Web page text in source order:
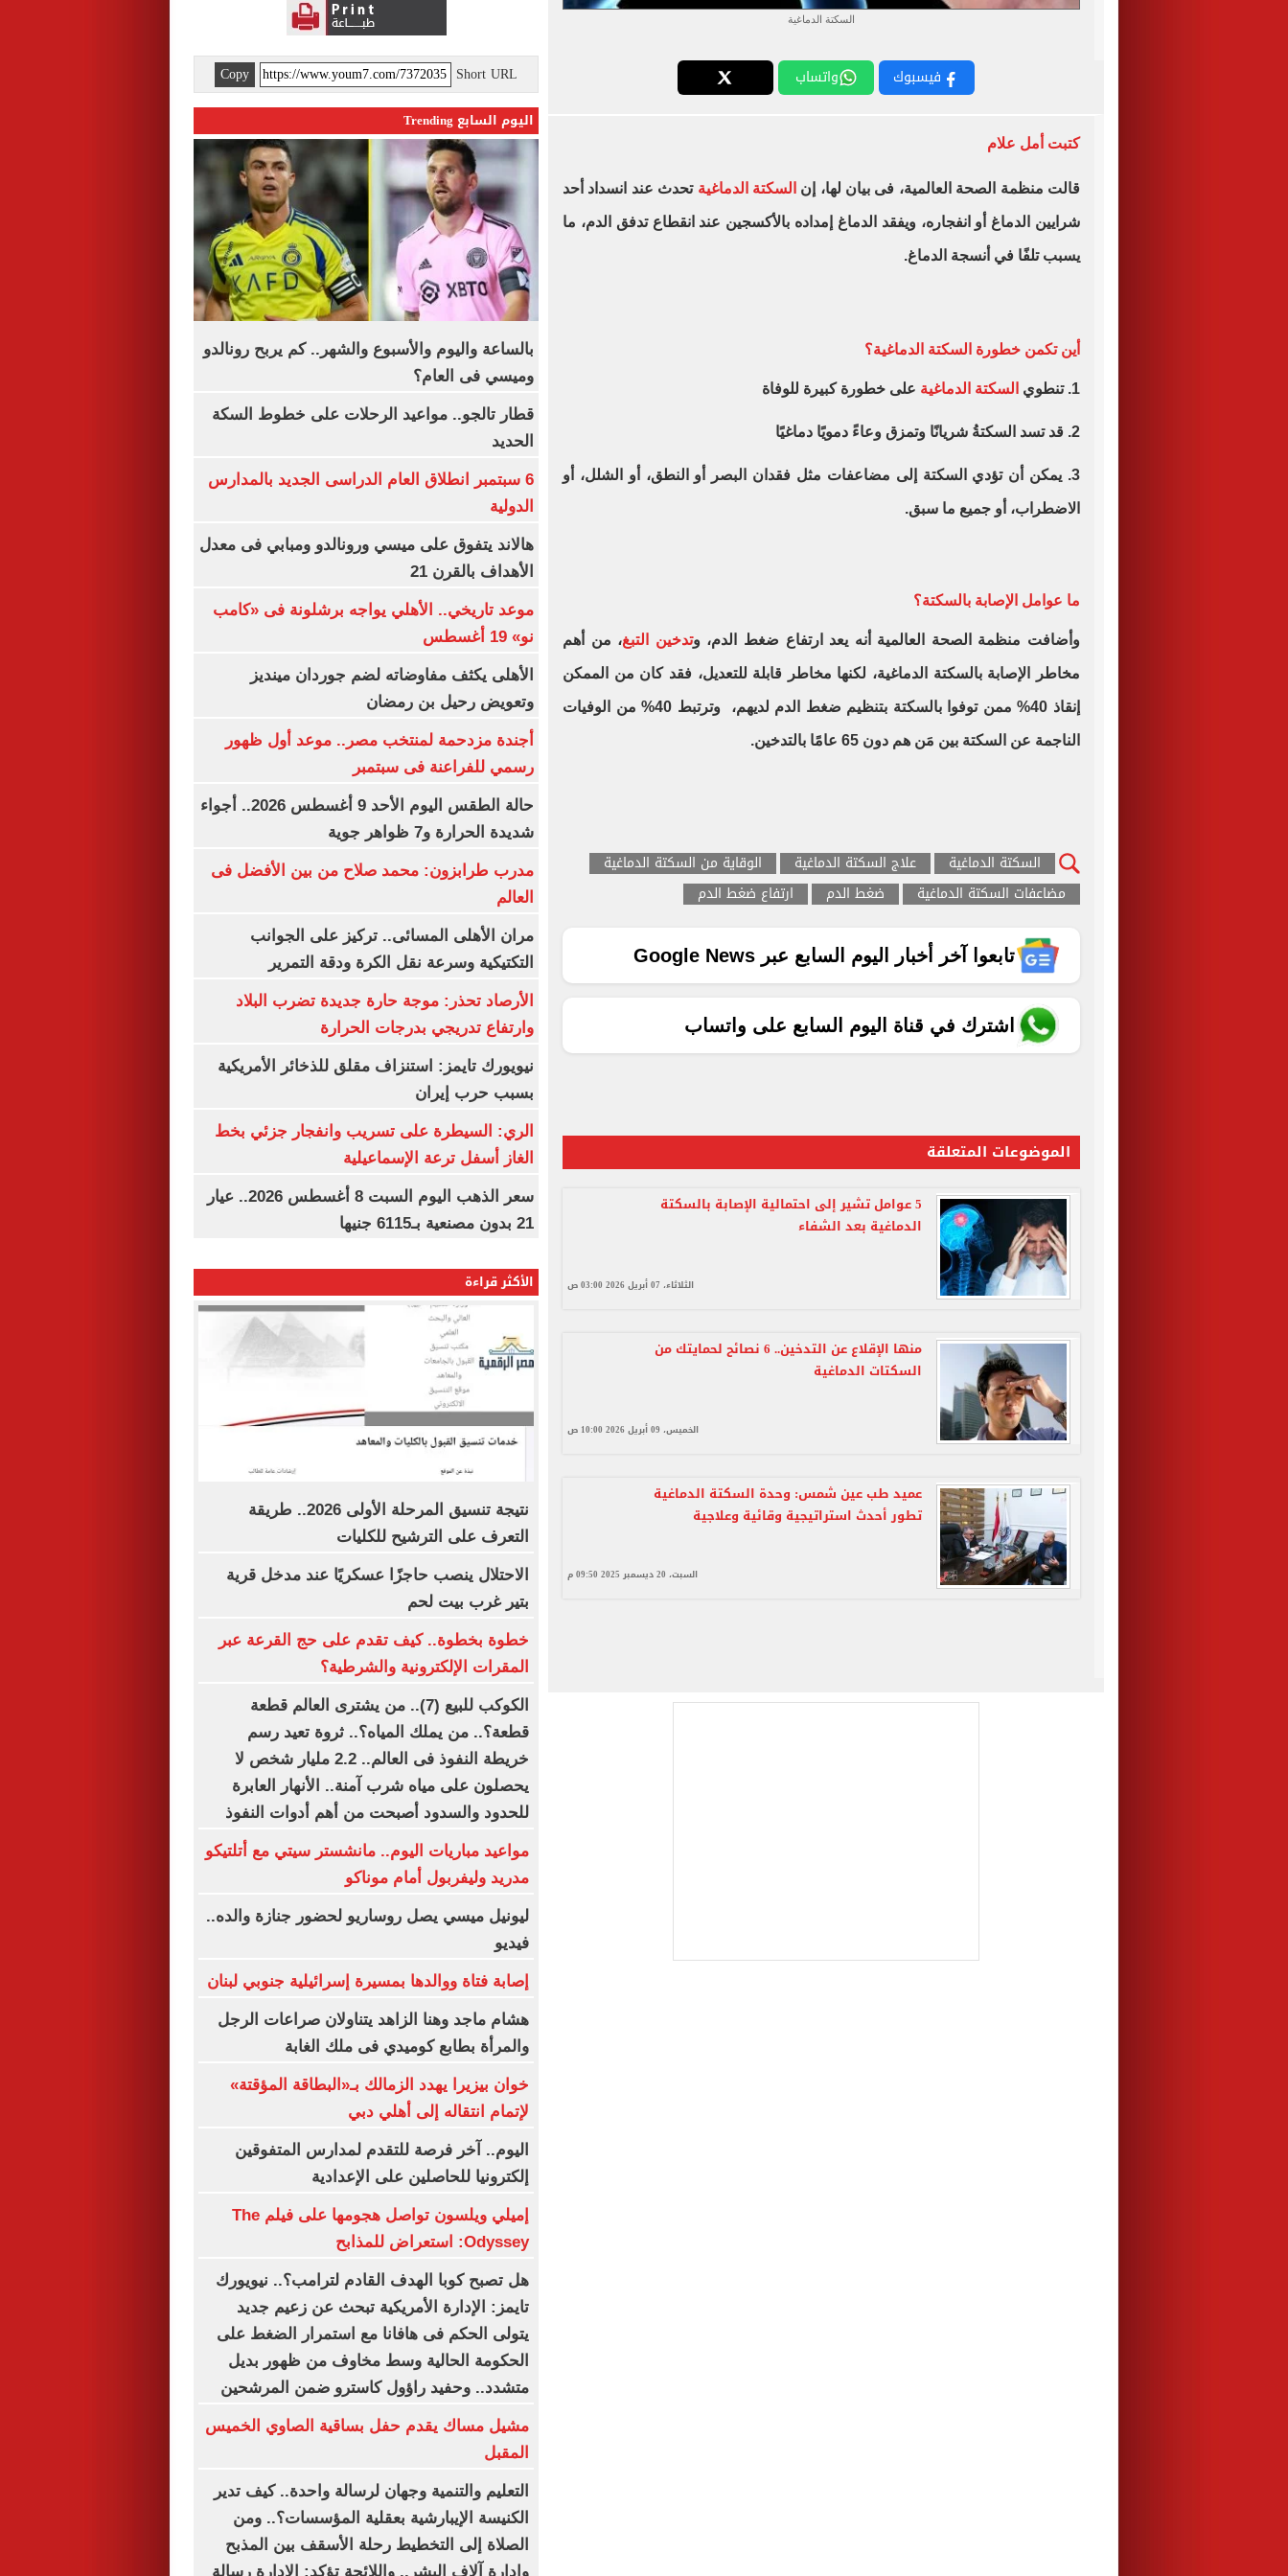
السكتة الدماغية
فيسبوك واتساب
كتبت أمل علام
قالت منظمة الصحة العالمية، فى بيان لها، إن السكتة الدماغية تحدث عند انسداد أحد
شرايين الدماغ أو انفجاره، ويفقد الدماغ إمداده بالأكسجين عند انقطاع تدفق الدم، ما
يسبب تلفًا في أنسجة الدماغ.
أين تكمن خطورة السكتة الدماغية؟
1. تنطوي السكتة الدماغية على خطورة كبيرة للوفاة
2. قد تسد السكتةُ شريانًا وتمزق وعاءً دمويًا دماغيًا
3. يمكن أن تؤدي السكتة إلى مضاعفات مثل فقدان البصر أو النطق، أو الشلل، أو
الاضطراب، أو جميع ما سبق.
ما عوامل الإصابة بالسكتة؟
وأضافت منظمة الصحة العالمية أنه يعد ارتفاع ضغط الدم، وتدخين التبغ، من أهم
مخاطر الإصابة بالسكتة الدماغية، لكنها مخاطر قابلة للتعديل، فقد كان من الممكن
إنقاذ 40% ممن توفوا بالسكتة بتنظيم ضغط الدم لديهم، وترتبط 40% من الوفيات
الناجمة عن السكتة بين مَن هم دون 65 عامًا بالتدخين.
السكتة الدماغية علاج السكتة الدماغية
الوقاية من السكتة الدماغية
مضاعفات السكتة الدماغية
ضغط الدم ارتفاع ضغط الدم
تابعوا آخر أخبار اليوم السابع عبر Google News
اشترك في قناة اليوم السابع على واتساب
الموضوعات المتعلقة
5 عوامل تشير إلى احتمالية الإصابة بالسكتة
الدماغية بعد الشفاء
الثلاثاء، 07 أبريل 2026 03:00 ص
منها الإقلاع عن التدخين.. 6 نصائح لحمايتك من
السكتات الدماغية
الخميس، 09 أبريل 2026 10:00 ص
عميد طب عين شمس: وحدة السكتة الدماغية
تطور أحدث استراتيجية وقائية وعلاجية
السبت، 20 ديسمبر 2025 09:50 م
Short URL
Copy
اليوم السابع Trending
بالساعة واليوم والأسبوع والشهر.. كم يربح رونالدو
وميسي فى العام؟
قطار تالجو.. مواعيد الرحلات على خطوط السكة
الحديد
6 سبتمبر انطلاق العام الدراسى الجديد بالمدارس
الدولية
هالاند يتفوق على ميسي ورونالدو ومبابي فى معدل
الأهداف بالقرن 21
موعد تاريخي.. الأهلي يواجه برشلونة فى «كامب
نو» 19 أغسطس
الأهلى يكثف مفاوضاته لضم جوردان مينديز
وتعويض رحيل بن رمضان
أجندة مزدحمة لمنتخب مصر.. موعد أول ظهور
رسمي للفراعنة فى سبتمبر
حالة الطقس اليوم الأحد 9 أغسطس 2026.. أجواء
شديدة الحرارة و7 ظواهر جوية
مدرب طرابزون: محمد صلاح من بين الأفضل فى
العالم
مران الأهلى المسائى.. تركيز على الجوانب
التكتيكية وسرعة نقل الكرة ودقة التمرير
الأرصاد تحذر: موجة حارة جديدة تضرب البلاد
وارتفاع تدريجي بدرجات الحرارة
نيويورك تايمز: استنزاف مقلق للذخائر الأمريكية
بسبب حرب إيران
الري: السيطرة على تسريب وانفجار جزئي بخط
الغاز أسفل ترعة الإسماعيلية
سعر الذهب اليوم السبت 8 أغسطس 2026.. عيار
21 بدون مصنعية بـ6115 جنيها
الأكثر قراءة
نتيجة تنسيق المرحلة الأولى 2026.. طريقة
التعرف على الترشيح للكليات
الاحتلال ينصب حاجزًا عسكريًا عند مدخل قرية
بتير غرب بيت لحم
خطوة بخطوة.. كيف تقدم على حج القرعة عبر
المقرات الإلكترونية والشرطية؟
الكوكب للبيع (7).. من يشترى العالم قطعة
قطعة؟.. من يملك المياه؟.. ثروة تعيد رسم
خريطة النفوذ فى العالم.. 2.2 مليار شخص لا
يحصلون على مياه شرب آمنة.. الأنهار العابرة
للحدود والسدود أصبحت من أهم أدوات النفوذ
مواعيد مباريات اليوم.. مانشستر سيتي مع أتلتيكو
مدريد وليفربول أمام موناكو
ليونيل ميسي يصل روساريو لحضور جنازة والده..
فيديو
إصابة فتاة ووالدها بمسيرة إسرائيلية جنوبي لبنان
هشام ماجد وهنا الزاهد يتناولان صراعات الرجل
والمرأة بطابع كوميدي فى ملك الغابة
خوان بيزيرا يهدد الزمالك بـ«البطاقة المؤقتة»
لإتمام انتقاله إلى أهلي دبي
اليوم.. آخر فرصة للتقدم لمدارس المتفوقين
إلكترونيا للحاصلين على الإعدادية
إميلي ويلسون تواصل هجومها على فيلم The
Odyssey: استعراض للمذابح
هل تصبح كوبا الهدف القادم لترامب؟.. نيويورك
تايمز: الإدارة الأمريكية تبحث عن زعيم جديد
يتولى الحكم فى هافانا مع استمرار الضغط على
الحكومة الحالية وسط مخاوف من ظهور بديل
متشدد.. وحفيد راؤول كاسترو ضمن المرشحين
مشيل مساك يقدم حفل بساقية الصاوي الخميس
المقبل
التعليم والتنمية وجهان لرسالة واحدة.. كيف تدير
الكنيسة الإيبارشية بعقلية المؤسسات؟.. ومن
الصلاة إلى التخطيط رحلة الأسقف بين المذبح
وإدارة آلاف البشر.. واللائحة تؤكد: الإدارة رسالة